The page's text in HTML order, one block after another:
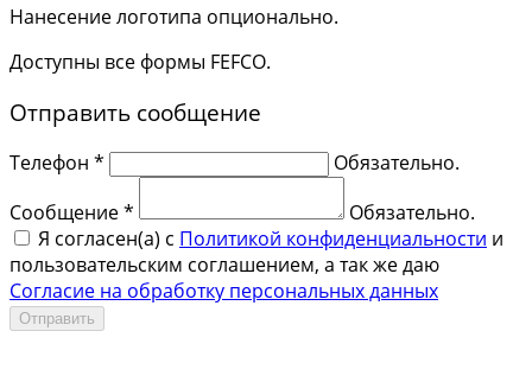
Нанесение логотипа опционально.
Доступны все формы FEFCO.
Отправить сообщение
Телефон *
Обязательно.
Сообщение *
Обязательно.
Я согласен(a) с Политикой конфиденциальности и
пользовательским соглашением, а так же даю
Согласие на обработку персональных данных
Отправить